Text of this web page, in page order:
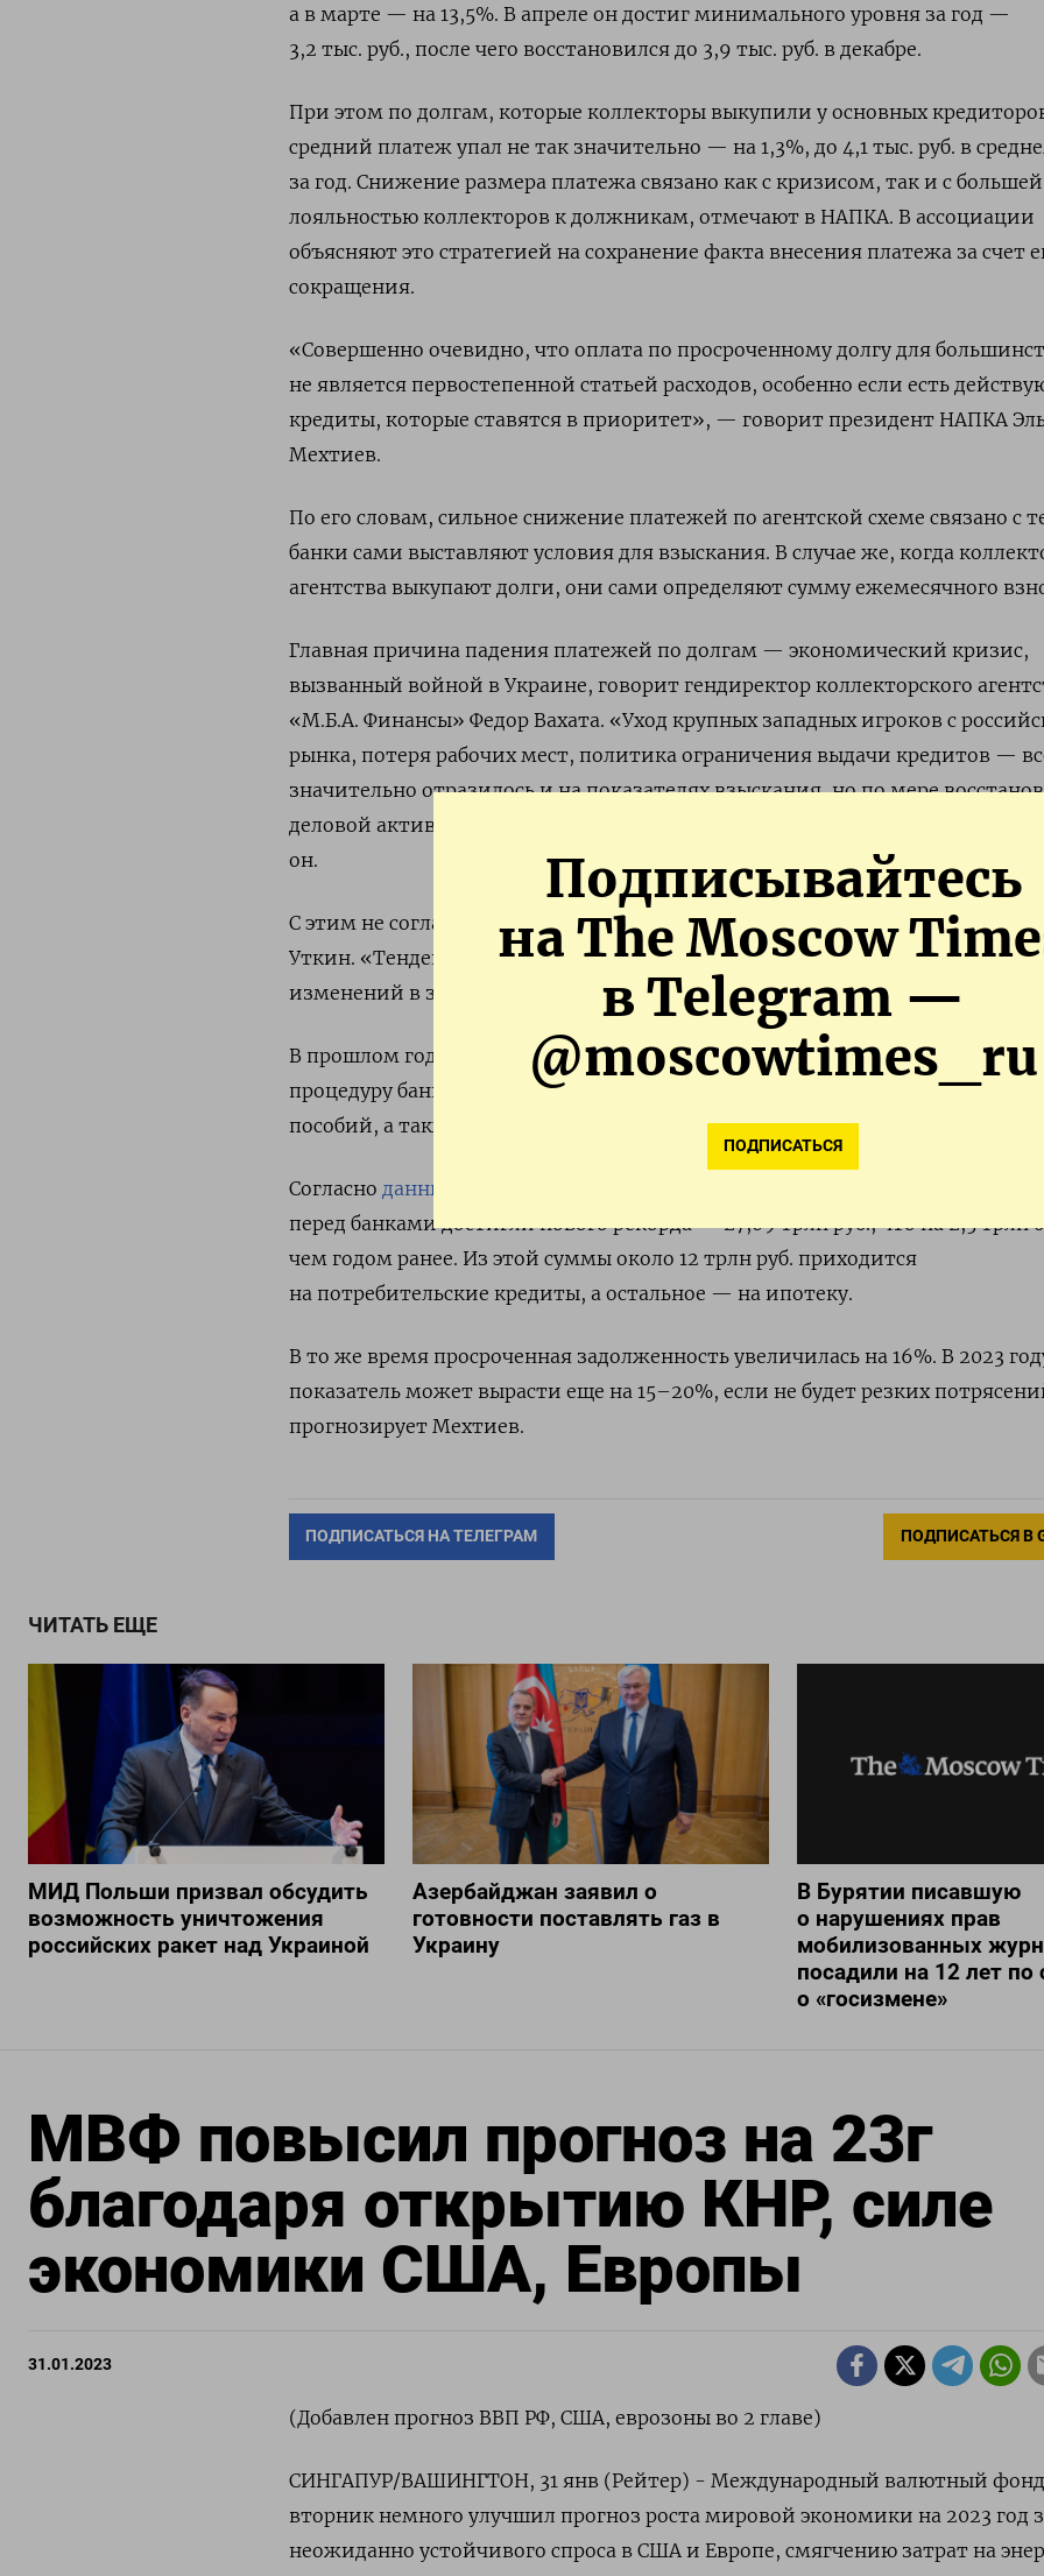
Подписывайтесь
на The Moscow
в Telegram —
@moscowtimes_ru
ПОДПИСАТЬСЯ
а в марте — на 13,5%. В апреле он достиг минимального уровня за год —
3,2 тыс. руб., после чего восстановился до 3,9 тыс. руб. в декабре.
При этом по долгам, которые коллекторы выкупили у основных
средний платеж упал не так значительно — на 1,3%, до 4,1 тыс. руб. в
за год. Снижение размера платежа связано как с кризисом, так и с большей
лояльностью коллекторов к должникам, отмечают в НАПКА. В ассоциации
объясняют это стратегией на сохранение факта внесения платежа за счет
сокращения.
«Совершенно очевидно, что оплата по просроченному долгу для
не является первостепенной статьей расходов, особенно если есть
кредиты, которые ставятся в приоритет», — говорит президент НАПКА
Мехтиев.
По его словам, сильное снижение платежей по агентской схеме связано с
банки сами выставляют условия для взыскания. В случае же, когда
агентства выкупают долги, они сами определяют сумму ежемесячного
Главная причина падения платежей по долгам — экономический кризис,
вызванный войной в Украине, говорит гендиректор коллекторского
«М.Б.А. Финансы» Федор Вахата. «Уход крупных западных игроков с
рынка, потеря рабочих мест, политика ограничения выдачи кредитов —
значительно отразилось и на показателях взыскания, но по мере
деловой активности поменяется и ситуация с платежами по долгам», —
он.
С этим не согласен замгендиректора коллекторского агентства АБК Евгений
Уткин. «Тенденция снижения среднего платежа сохранится в 2023 году за
изменений в законодательстве для некоторых категорий граждан», —
В прошлом году Минэкономразвития предложило разрешить упрощенную
процедуру банкротства без суда для пенсионеров, получателей социальных
пособий, а также для граждан, с которых долги взыскивают более семи лет.
Согласно данным
перед банками достигли нового рекорда — 27,09 трлн руб., что на 2,5 трлн
чем годом ранее. Из этой суммы около 12 трлн руб. приходится
на потребительские кредиты, а остальное — на ипотеку.
В то же время просроченная задолженность увеличилась на 16%. В 2023
показатель может вырасти еще на 15–20%, если не будет резких
прогнозирует Мехтиев.
ПОДПИСАТЬСЯ НА ТЕЛЕГРАМ ПОДПИСАТЬСЯ В
ЧИТАТЬ ЕЩЕ
МИД Польши призвал обсудить
возможность уничтожения
российских ракет над Украиной
Азербайджан заявил о
готовности поставлять газ в
Украину
В Бурятии писавшую
о нарушениях прав
мобилизованных
посадили на 12 лет по
о «госизмене»
МВФ повысил прогноз на 23г
благодаря открытию КНР, силе
экономики США, Европы
31.01.2023
(Добавлен прогноз ВВП РФ, США, еврозоны во 2 главе)
СИНГАПУР/ВАШИНГТОН, 31 янв (Рейтер) - Международный валютный
вторник немного улучшил прогноз роста мировой экономики на 2023 год
неожиданно устойчивого спроса в США и Европе, смягчению затрат на